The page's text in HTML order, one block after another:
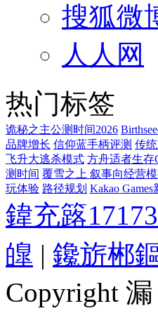
搜狐微
人人网
热门标签
诡秘之主公测时间2026
品牌增长 信仰蓝手柄评测 传
飞升大逃杀模式 方舟适者生存
测时间 覆雪之上 叙事向经营
玩体验 路径规划 Kakao
鍏充簬17173
皥 | 鑱旂郴
Copyright